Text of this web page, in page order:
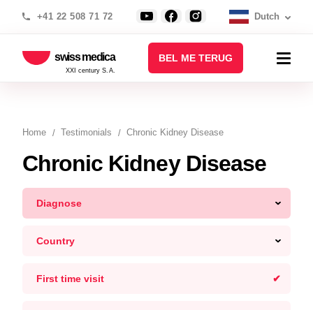
+41 22 508 71 72 Dutch
swiss medica
XXI century S.A.
BEL ME TERUG
Home Testimonials Chronic Kidney Disease
Chronic Kidney Disease
Diagnose
Country
First time visit